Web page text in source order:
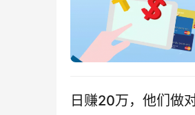
日赚20万，他们做